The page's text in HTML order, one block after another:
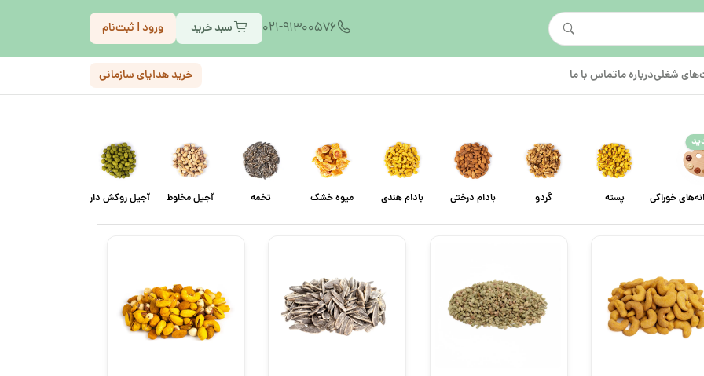
021-91300576 سبد خرید ورود | ثبت‌نام
شغلیدرباره ماتماس با ما خرید هدایای سازمانی
خوراکی پسته گردو بادام درختی بادام هندی میوه خشک تخمه آجیل مخلوط آجیل روکش دار